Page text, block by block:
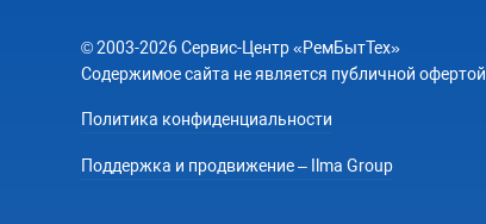
© 2003-2026 Сервис-Центр «РемБытТех»
Содержимое сайта не является публичной офертой
Политика конфиденциальности
Поддержка и продвижение – Ilma Group